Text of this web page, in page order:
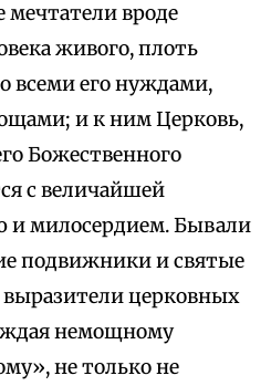
вроде
живого, плоть
всеми его нуждами,
и к ним Церковь,
Божественного
с величайшей
и милосердием. Бывали
подвижники и святые
церковных
немощному
не только не